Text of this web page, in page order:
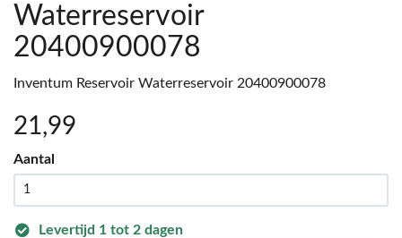
Waterreservoir
20400900078
Inventum Reservoir Waterreservoir 20400900078
21 ,99
Aantal
Levertijd 1 tot 2 dagen